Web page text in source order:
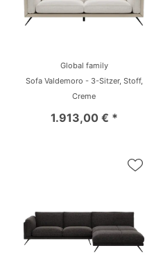
Global family
Sofa Valdemoro - 3-Sitzer, Stoff,
Creme
1.913,00 € *